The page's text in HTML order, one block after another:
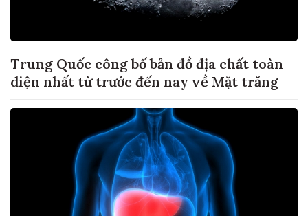
Trung Quốc công bố bản đồ địa chất toàn
diện nhất từ trước đến nay về Mặt trăng